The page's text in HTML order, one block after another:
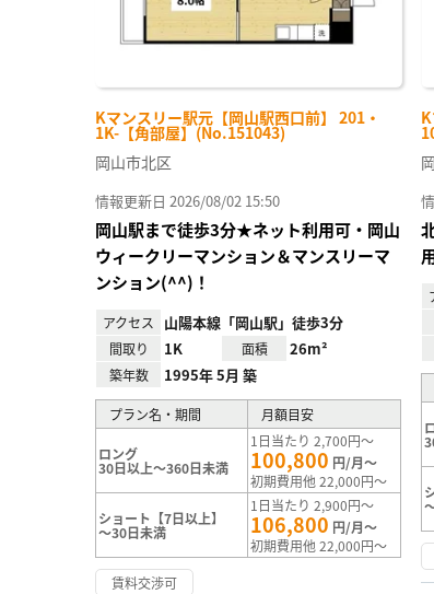
Kマンスリー駅元【岡山駅西口前】 201・
1K-【角部屋】(No.151043)
岡山市北区
情報更新日 2026/08/02 15:50
岡山駅まで徒歩3分★ネット利用可・岡山
ウィークリーマンション＆マンスリーマ
ンション(^^)！
アクセス 山陽本線「岡山駅」徒歩3分
間取り 1K 面積 26m²
築年数 1995年 5月 築
プラン名・期間 月額目安
ロング
30日以上～360日未満
1日当たり 2,700円～
100,800 円/月～
初期費用他 22,000円～
ショート【7日以上】
～30日未満
1日当たり 2,900円～
106,800 円/月～
初期費用他 22,000円～
賃料交渉可